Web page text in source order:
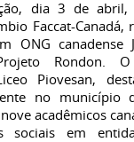
dia 3 de abril,
Faccat-Canadá,
ONG canadense
Rondon.
Piovesan,
no município
acadêmicos
sociais em